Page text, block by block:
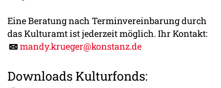
Eine Beratung nach Terminvereinbarung durch
das Kulturamt ist jederzeit möglich. Ihr Kontakt:
mandy.krueger@konstanz.de
Downloads Kulturfonds: